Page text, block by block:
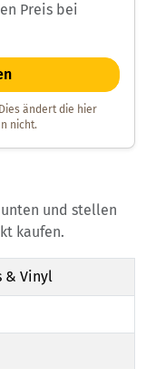
Preis bei
ändert die hier
nicht.
und stellen
kaufen.
& Vinyl